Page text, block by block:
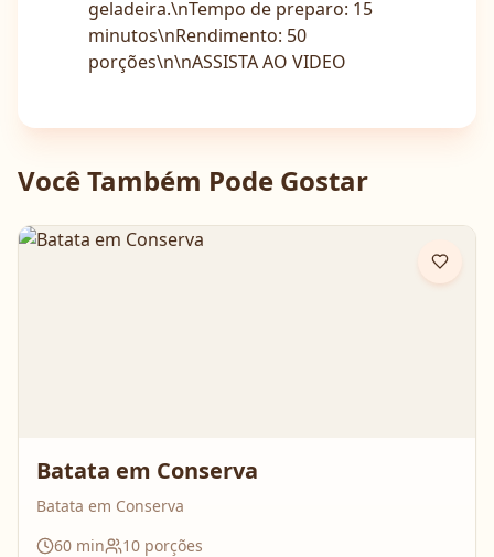
geladeira.\nTempo de preparo: 15
minutos\nRendimento: 50
porções\n\nASSISTA AO VIDEO
Você Também Pode Gostar
Batata em Conserva
Batata em Conserva
60 min 10 porções